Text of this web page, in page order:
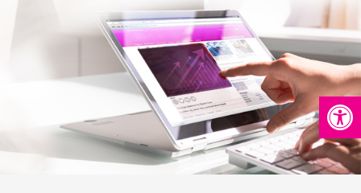
การพัฒนาที่ยั่งยืน
บริการทางการเงิน
ติดต่อเรา
บริการออนไลน์